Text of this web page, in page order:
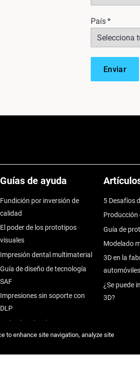
País*
Guías de ayuda
Fundición por inversión de
calidad
El poder de los prototipos
visuales
Impresión dental multimaterial
Guía de diseño de tecnología
SAF
Impresiones sin soporte con
DLP
Todos los ebooks
5 Desafíos
Producción
Guía de
Modelado
3D en la
automóviles
¿Se puede
3D?
to enhance site navigation, analyze site